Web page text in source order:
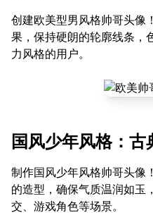
创建欧美型男风格帅哥头像
果，保持硬朗的轮廓线条，
力风格的用户。
国风少年风格：
制作国风少年风格帅哥头像
的造型，确保气质温润如玉
交、游戏角色等场景。